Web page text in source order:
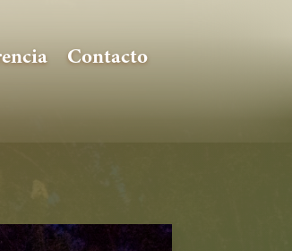
Contacto